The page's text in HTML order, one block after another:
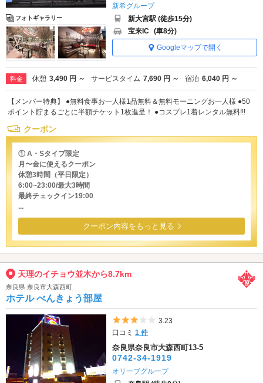
フォトギャラリー
新希グループ
新大宮駅 (徒歩15分)
宝来IC (車8分)
Googleマップで開く
料金 休憩 3,490 円 ～ サービスタイム 7,690 円 ～ 宿泊 6,040 円 ～
【メンバー特典】 ●無料食事お一人様1品無料＆無料モーニングお一人様 ●50
ポイント貯まるごとに半額チケット1枚進呈！ ●コスプレ1着レンタル無料!!!
クーポン
① A・Sタイプ限定
月〜金に使えるクーポン
休憩3時間（平日限定）
6:00~23:00/最大3時間
最終チェックイン19:00
...
クーポン内容をもっと見る
天理のイチョウ並木から8.7km
奈良県 奈良市大森西町
ホテル べんきょう部屋
5つ星のうち3
3.23
口コミ1 件
奈良県奈良市大森西町13-5
0742-34-1919
オリーブグループ